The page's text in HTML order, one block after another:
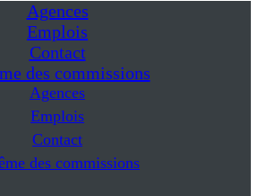
Agences
Emplois
Contact
des commissions
Agences
Emplois
Contact
des commissions